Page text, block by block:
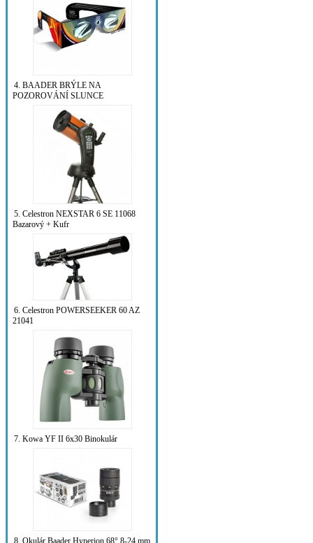
4. BAADER BRÝLE NA
POZOROVÁNÍ SLUNCE
5. Celestron NEXSTAR 6 SE 11068
Bazarový + Kufr
6. Celestron POWERSEEKER 60 AZ
21041
7. Kowa YF II 6x30 Binokulár
8. Okulár Baader Hyperion 68° 8-24 mm